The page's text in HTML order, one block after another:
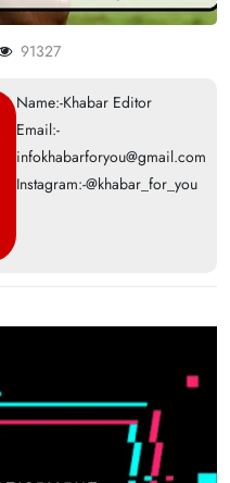
91327
Name:-Khabar Editor
Email:-
infokhabarforyou@gmail.com
Instagram:-@khabar_for_you